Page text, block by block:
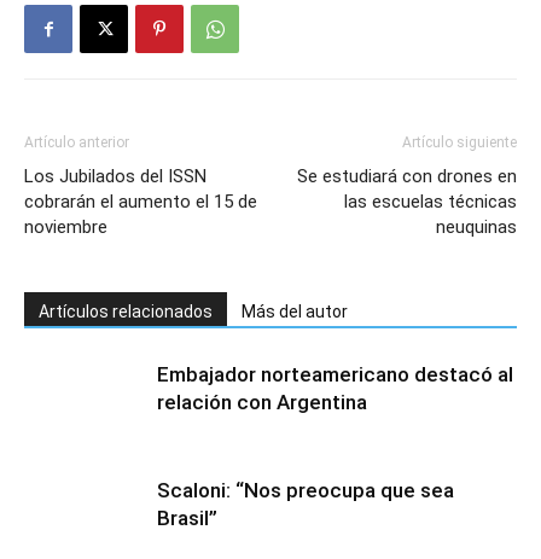
Artículo anterior
Los Jubilados del ISSN
cobrarán el aumento el 15 de
noviembre
Artículo siguiente
Se estudiará con drones en
las escuelas técnicas
neuquinas
Artículos relacionados Más del autor
Embajador norteamericano destacó al
relación con Argentina
Scaloni: “Nos preocupa que sea
Brasil”